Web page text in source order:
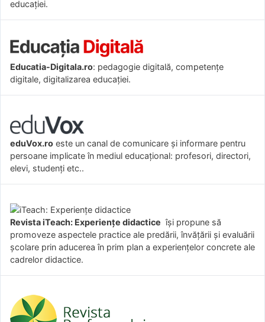
educației.
Educatia-Digitala.ro: pedagogie digitală, competențe
digitale, digitalizarea educației.
eduVox.ro este un canal de comunicare și informare pentru
persoane implicate în mediul educațional: profesori, directori,
elevi, studenți etc..
Revista iTeach: Experienţe didactice îşi propune să
promoveze aspectele practice ale predării, învăţării şi evaluării
şcolare prin aducerea în prim plan a experienţelor concrete ale
cadrelor didactice.